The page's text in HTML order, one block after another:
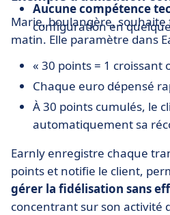
Aucune compétence
configuration en
Marie, boulangère, souhaite
matin. Elle paramètre dans
« 30 points = 1 croissant
Chaque euro dépensé
À 30 points cumulés, le
automatiquement sa
Earnly enregistre chaque
points et notifie le client,
gérer la fidélisation sans
concentrant sur son activité